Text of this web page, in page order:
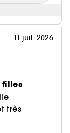
11 juil. 2026
filles
très